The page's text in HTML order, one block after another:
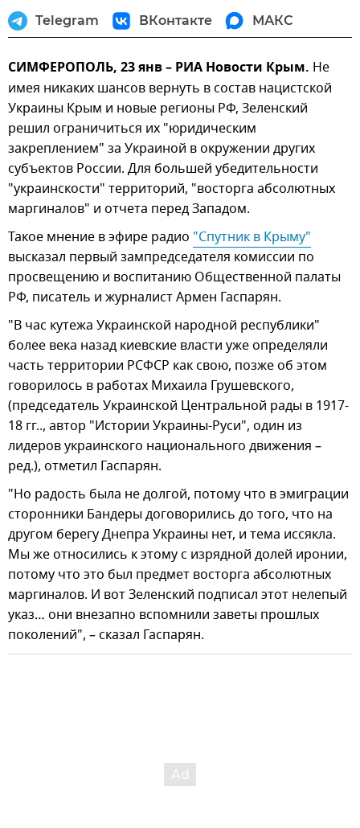
Telegram ВКонтакте МАКС
СИМФЕРОПОЛЬ, 23 янв – РИА Новости Крым. Не
имея никаких шансов вернуть в состав нацистской
Украины Крым и новые регионы РФ, Зеленский
решил ограничиться их "юридическим
закреплением" за Украиной в окружении других
субъектов России. Для большей убедительности
"украинскости" территорий, "восторга абсолютных
маргиналов" и отчета перед Западом.
Такое мнение в эфире радио "Спутник в Крыму"
высказал первый зампредседателя комиссии по
просвещению и воспитанию Общественной палаты
РФ, писатель и журналист Армен Гаспарян.
"В час кутежа Украинской народной республики"
более века назад киевские власти уже определяли
часть территории РСФСР как свою, позже об этом
говорилось в работах Михаила Грушевского,
(председатель Украинской Центральной рады в 1917-
18 гг.., автор "Истории Украины-Руси", один из
лидеров украинского национального движения –
ред.), отметил Гаспарян.
"Но радость была не долгой, потому что в эмиграции
сторонники Бандеры договорились до того, что на
другом берегу Днепра Украины нет, и тема иссякла.
Мы же относились к этому с изрядной долей иронии,
потому что это был предмет восторга абсолютных
маргиналов. И вот Зеленский подписал этот нелепый
указ… они внезапно вспомнили заветы прошлых
поколений", – сказал Гаспарян.